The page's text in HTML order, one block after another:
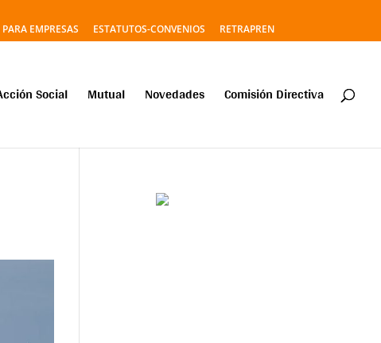
EMPRESAS ESTATUTOS-CONVENIOS RETRAPREN
Social Mutual Novedades Comisión Directiva